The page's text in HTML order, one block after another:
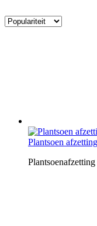
Plantsoen